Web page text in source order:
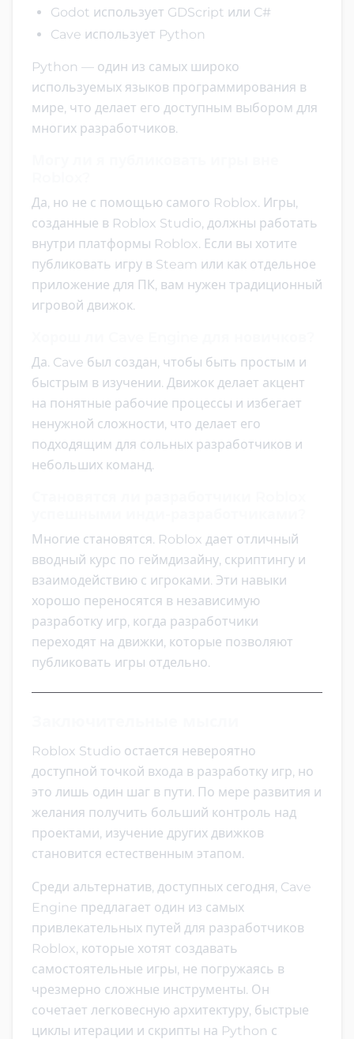
Godot использует GDScript или C#
Cave использует Python
Python — один из самых широко
используемых языков программирования в
мире, что делает его доступным выбором для
многих разработчиков.
Да, но не с помощью самого Roblox. Игры,
созданные в Roblox Studio, должны работать
внутри платформы Roblox. Если вы хотите
публиковать игру в Steam или как отдельное
приложение для ПК, вам нужен традиционный
игровой движок.
Да. Cave был создан, чтобы быть простым и
быстрым в изучении. Движок делает акцент
на понятные рабочие процессы и избегает
ненужной сложности, что делает его
подходящим для сольных разработчиков и
небольших команд.
Многие становятся. Roblox дает отличный
вводный курс по геймдизайну, скриптингу и
взаимодействию с игроками. Эти навыки
хорошо переносятся в независимую
разработку игр, когда разработчики
переходят на движки, которые позволяют
публиковать игры отдельно.
Roblox Studio остается невероятно
доступной точкой входа в разработку игр, но
это лишь один шаг в пути. По мере развития и
желания получить больший контроль над
проектами, изучение других движков
становится естественным этапом.
Среди альтернатив, доступных сегодня, Cave
Engine предлагает один из самых
привлекательных путей для разработчиков
Roblox, которые хотят создавать
самостоятельные игры, не погружаясь в
чрезмерно сложные инструменты. Он
сочетает легковесную архитектуру, быстрые
циклы итерации и скрипты на Python с